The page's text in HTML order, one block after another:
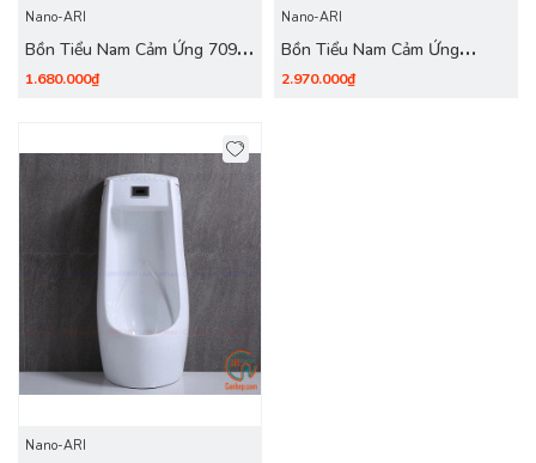
Nano-ARI
Bồn Tiểu Nam Cảm Ứng 709
Trắng
1.680.000₫
Nano-ARI
Bồn Tiểu Nam Cảm Ứng
9000E Trắng
2.970.000₫
Nano-ARI